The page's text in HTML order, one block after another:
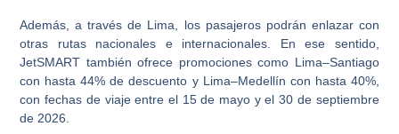
Además, a través de Lima, los pasajeros podrán enlazar con
otras rutas nacionales e internacionales. En ese sentido,
JetSMART también ofrece promociones como Lima–Santiago
con hasta 44% de descuento y Lima–Medellín con hasta 40%,
con fechas de viaje entre el 15 de mayo y el 30 de septiembre
de 2026.